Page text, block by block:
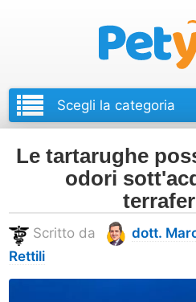
Le tartarughe
odori
Scritto da dott.
Rettili